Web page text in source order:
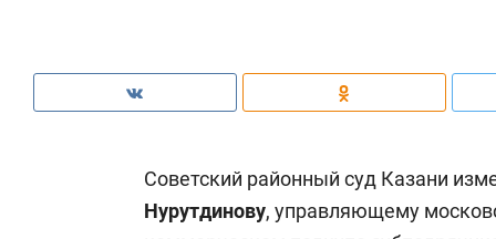
Советский районный суд Казани
Нурутдинову, управляющему